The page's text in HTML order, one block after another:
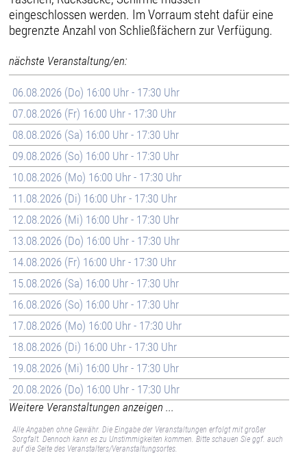
eingeschlossen werden. Im Vorraum steht dafür eine
begrenzte Anzahl von Schließfächern zur Verfügung.
nächste Veranstaltung/en:
06.08.2026 (Do) 16:00 Uhr - 17:30 Uhr
07.08.2026 (Fr) 16:00 Uhr - 17:30 Uhr
08.08.2026 (Sa) 16:00 Uhr - 17:30 Uhr
09.08.2026 (So) 16:00 Uhr - 17:30 Uhr
10.08.2026 (Mo) 16:00 Uhr - 17:30 Uhr
11.08.2026 (Di) 16:00 Uhr - 17:30 Uhr
12.08.2026 (Mi) 16:00 Uhr - 17:30 Uhr
13.08.2026 (Do) 16:00 Uhr - 17:30 Uhr
14.08.2026 (Fr) 16:00 Uhr - 17:30 Uhr
15.08.2026 (Sa) 16:00 Uhr - 17:30 Uhr
16.08.2026 (So) 16:00 Uhr - 17:30 Uhr
17.08.2026 (Mo) 16:00 Uhr - 17:30 Uhr
18.08.2026 (Di) 16:00 Uhr - 17:30 Uhr
19.08.2026 (Mi) 16:00 Uhr - 17:30 Uhr
20.08.2026 (Do) 16:00 Uhr - 17:30 Uhr
Weitere Veranstaltungen anzeigen ...
Alle Angaben ohne Gewähr. Die Eingabe der Veranstaltungen erfolgt mit großer
Sorgfalt. Dennoch kann es zu Unstimmigkeiten kommen. Bitte schauen Sie ggf. auch
auf die Seite des Veranstalters/Veranstaltungsortes.